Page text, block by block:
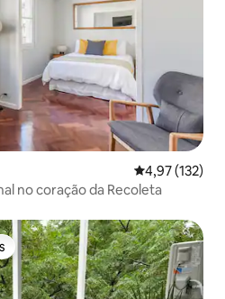
4,97 de uma
4,97 (132)
no coração da Recoleta
dos hóspedes